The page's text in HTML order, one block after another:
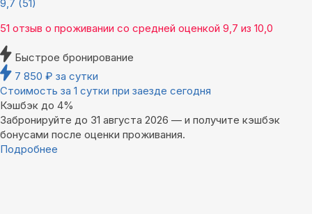
9,7 (51)
51 отзыв о проживании со средней оценкой 9,7 из 10,0
Быстрое бронирование
7 850 ₽ за сутки
Стоимость за 1 сутки при заезде сегодня
Кэшбэк до 4%
Забронируйте до 31 августа 2026 — и получите кэшбэк
бонусами после оценки проживания.
Подробнее